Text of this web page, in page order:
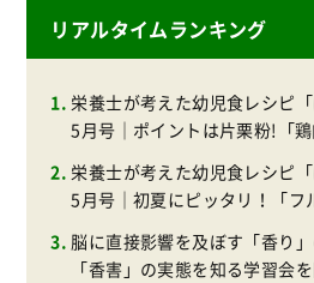
リアルタイムランキング
栄養士が考えた幼児食レシピ
5月号｜ポイントは片栗粉!「鶏
栄養士が考えた幼児食レシピ
5月号｜初夏にピッタリ！「フ
脳に直接影響を及ぼす「香り
「香害」の実態を知る学習会